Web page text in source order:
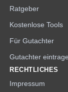
Ratgeber
Kostenlose Tools
Für Gutachter
Gutachter
RECHTLICHES
Impressum